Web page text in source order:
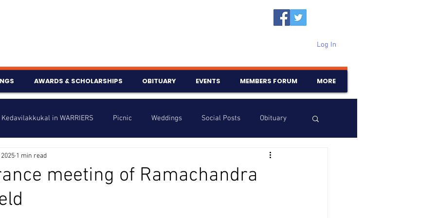
Log In
AWARDS & SCHOLARSHIPS OBITUARY EVENTS MEMBERS FORUM MORE
Kedavilakkukal in WARRIERS Picnic Weddings Social Posts Obituary
Info Birthdays
meeting of Ramachandra
1 min read